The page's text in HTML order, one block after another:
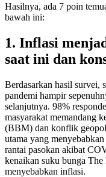
Hasilnya, ada 7 poin
bawah ini:
1. Inflasi
saat ini dan
Berdasarkan hasil survei,
pandemi hampir
selanjutnya. 98%
masyarakat memandang
(BBM) dan konflik
utama yang
rantai pasokan akibat
kenaikan suku bunga The
menyebabkan inflasi.